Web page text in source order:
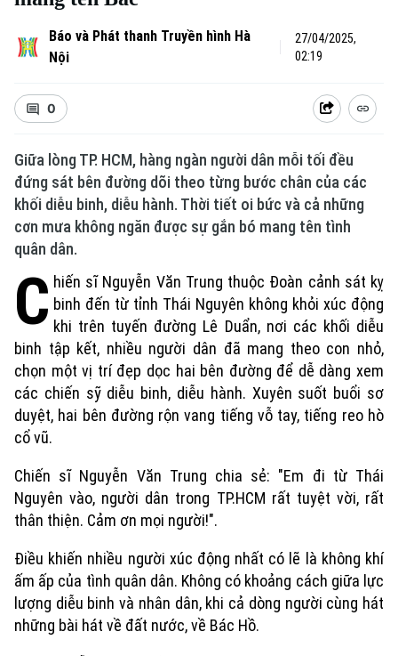
Báo và Phát thanh Truyền hình Hà
Nội
27/04/2025,
02:19
0
Giữa lòng TP. HCM, hàng ngàn người dân mỗi tối đều
đứng sát bên đường dõi theo từng bước chân của các
khối diễu binh, diễu hành. Thời tiết oi bức và cả những
cơn mưa không ngăn được sự gắn bó mang tên tình
quân dân.
C hiến sĩ Nguyễn Văn Trung thuộc Đoàn cảnh sát kỵ
binh đến từ tỉnh Thái Nguyên không khỏi xúc động
khi trên tuyến đường Lê Duẩn, nơi các khối diễu
binh tập kết, nhiều người dân đã mang theo con nhỏ,
chọn một vị trí đẹp dọc hai bên đường để dễ dàng xem
các chiến sỹ diễu binh, diễu hành. Xuyên suốt buổi sơ
duyệt, hai bên đường rộn vang tiếng vỗ tay, tiếng reo hò
cổ vũ.
Chiến sĩ Nguyễn Văn Trung chia sẻ: "Em đi từ Thái
Nguyên vào, người dân trong TP.HCM rất tuyệt vời, rất
thân thiện. Cảm ơn mọi người!".
Điều khiến nhiều người xúc động nhất có lẽ là không khí
ấm ấp của tình quân dân. Không có khoảng cách giữa lực
lượng diễu binh và nhân dân, khi cả dòng người cùng hát
những bài hát về đất nước, về Bác Hồ.